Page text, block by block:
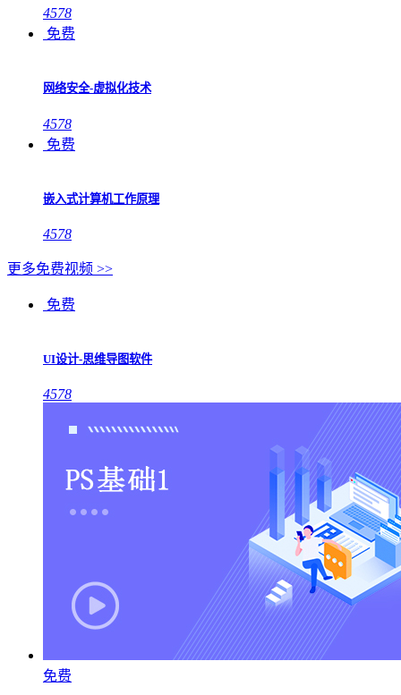
4578
免费
网络安全-虚拟化技术
4578
免费
嵌入式计算机工作原理
4578
更多免费视频 >>
免费
UI设计-思维导图软件
4578
免费